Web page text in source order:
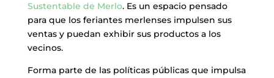
Sustentable de Merlo. Es un espacio pensado
para que los feriantes merlenses impulsen sus
ventas y puedan exhibir sus productos a los
vecinos.
Forma parte de las políticas públicas que impulsa